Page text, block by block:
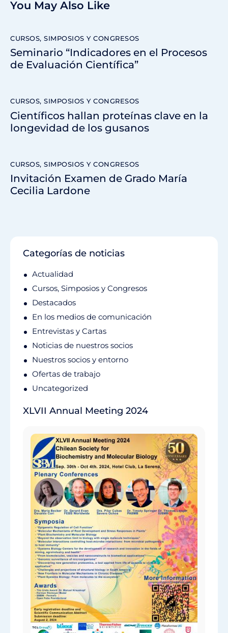
You May Also Like
CURSOS, SIMPOSIOS Y CONGRESOS
Seminario “Indicadores en el Procesos
de Evaluación Científica”
CURSOS, SIMPOSIOS Y CONGRESOS
Científicos hallan proteínas clave en la
longevidad de los gusanos
CURSOS, SIMPOSIOS Y CONGRESOS
Invitación Examen de Grado María
Cecilia Lardone
Categorías de noticias
Actualidad
Cursos, Simposios y Congresos
Destacados
En los medios de comunicación
Entrevistas y Cartas
Noticias de nuestros socios
Nuestros socios y entorno
Ofertas de trabajo
Uncategorized
XLVII Annual Meeting 2024